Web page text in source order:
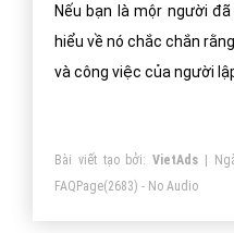
Nếu bạn là mộr người
hiểu về nó chắc chắn rằng bạn sẽ biết về
và công việc của người
Bài viết tạo bởi:VietAds |
FAQPage(2683) - No Audio